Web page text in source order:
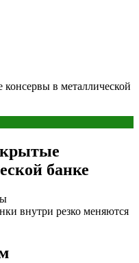
в металлической
банке
внутри резко меняются